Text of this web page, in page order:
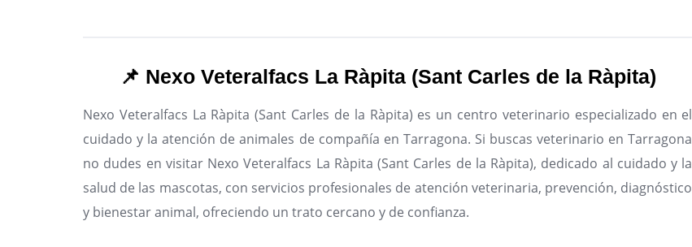
📌 Nexo Veteralfacs La Ràpita (Sant Carles de la Ràpita)
Nexo Veteralfacs La Ràpita (Sant Carles de la Ràpita) es un centro veterinario especializado en el
cuidado y la atención de animales de compañía en Tarragona. Si buscas veterinario en Tarragona
no dudes en visitar Nexo Veteralfacs La Ràpita (Sant Carles de la Ràpita), dedicado al cuidado y la
salud de las mascotas, con servicios profesionales de atención veterinaria, prevención, diagnóstico
y bienestar animal, ofreciendo un trato cercano y de confianza.